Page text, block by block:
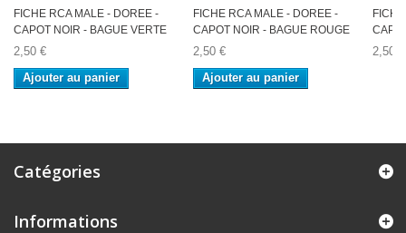
FICHE RCA MALE - DOREE -
CAPOT NOIR - BAGUE VERTE
2,50 €
Ajouter au panier
FICHE RCA MALE - DOREE -
CAPOT NOIR - BAGUE ROUGE
2,50 €
Ajouter au panier
2,50 €
Catégories
Informations